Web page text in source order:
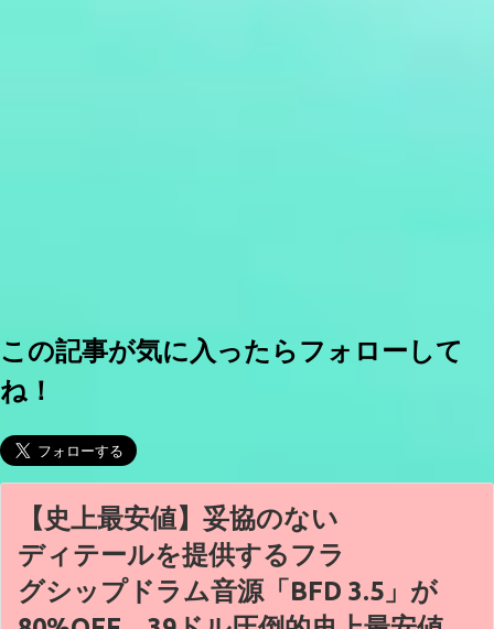
この記事が気に入ったらフォローして
ね！
【史上最安値】妥協のない
ディテールを提供するフラ
グシップドラム音源「BFD 3.5」が